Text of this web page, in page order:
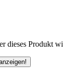
dieses Produkt